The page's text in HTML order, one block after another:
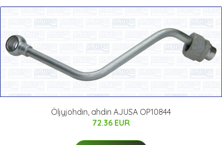
Öljyjohdin, ahdin AJUSA OP10844
72.36 EUR